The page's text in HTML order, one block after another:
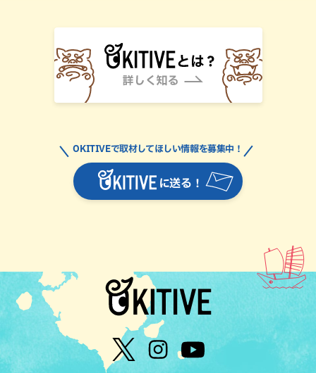
に送る！
OKITIVEで取材してほしい情報を募集中！